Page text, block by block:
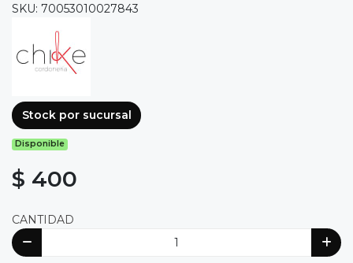
SKU: 70053010027843
Stock por sucursal
Disponible
$ 400
CANTIDAD